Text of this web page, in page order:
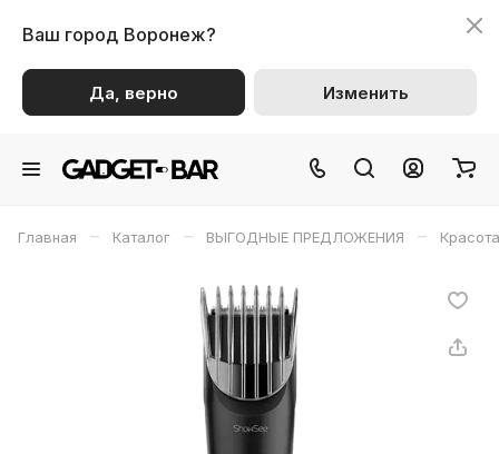
Ваш город Воронеж?
Да, верно Изменить
Главная – Каталог – ВЫГОДНЫЕ ПРЕДЛОЖЕНИЯ –